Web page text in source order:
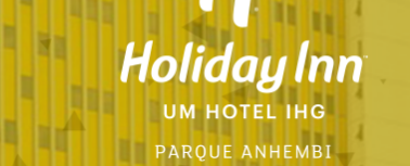
de Produtos
Chegar
Holiday Inn
Escolar